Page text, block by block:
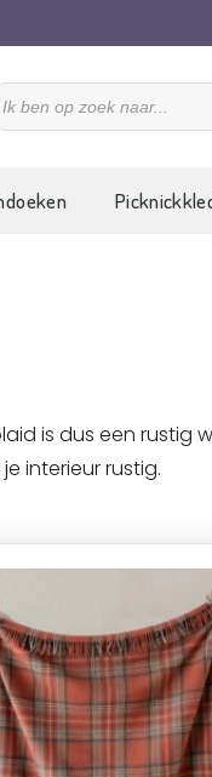
is dus een rustig
interieur rustig.